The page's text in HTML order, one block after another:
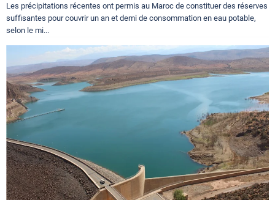
Les précipitations récentes ont permis au Maroc de constituer des réserves
suffisantes pour couvrir un an et demi de consommation en eau potable,
selon le mi...